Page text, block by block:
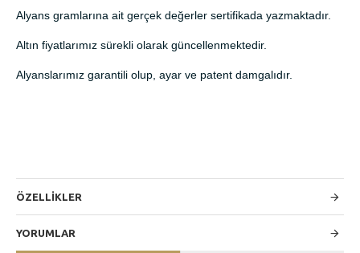
Alyans gramlarına ait gerçek değerler sertifikada yazmaktadır.
Altın fiyatlarımız sürekli olarak güncellenmektedir.
Alyanslarımız garantili olup, ayar ve patent damgalıdır.
ÖZELLİKLER
YORUMLAR